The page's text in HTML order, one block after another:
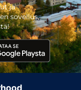
ja
sovellus,